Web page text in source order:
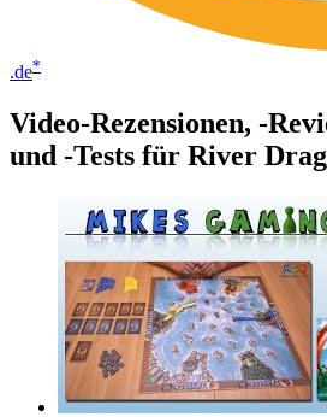
.de*
Video-Rezensionen, -
und -Tests für River